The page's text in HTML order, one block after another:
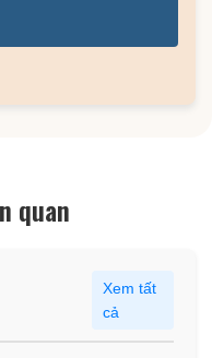
quan
Xem tất
cả